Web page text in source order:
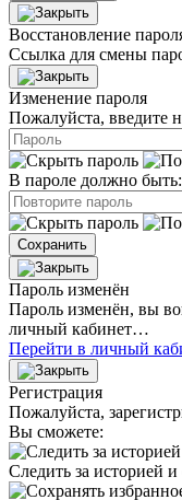
Восстановление
Ссылка для смены
Изменение пароля
Пожалуйста, введите
В пароле должно
Сохранить
Пароль изменён
Пароль изменён, вы
личный кабинет…
Перейти в личный
Регистрация
Пожалуйста,
Вы сможете:
Следить за историей и